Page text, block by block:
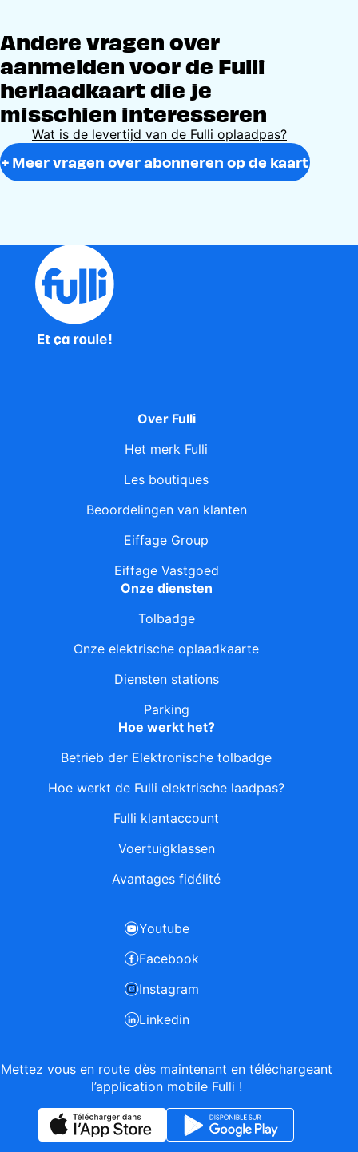
Andere vragen over
aanmelden voor de Fulli
herlaadkaart die je
misschien interesseren
Wat is de levertijd van de Fulli oplaadpas?
+ Meer vragen over abonneren op de kaart
Mettez vous en route dès maintenant en téléchargeant
l’application mobile Fulli !
Over Fulli
Het merk Fulli
Les boutiques
Beoordelingen van klanten
Eiffage Group
Eiffage Vastgoed
Onze diensten
Tolbadge
Onze elektrische oplaadkaarte
Diensten stations
Parking
Hoe werkt het?
Betrieb der Elektronische tolbadge
Hoe werkt de Fulli elektrische laadpas?
Fulli klantaccount
Voertuigklassen
Avantages fidélité
Youtube
Facebook
Instagram
Linkedin